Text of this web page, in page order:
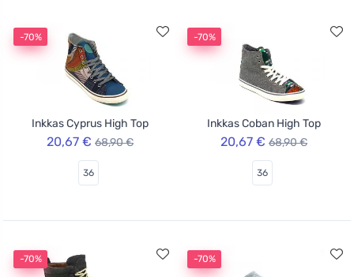
-70%
Inkkas Cyprus High Top
20,67 € 68,90 €
36
-70%
Inkkas Coban High Top
20,67 € 68,90 €
36
-70% -70%